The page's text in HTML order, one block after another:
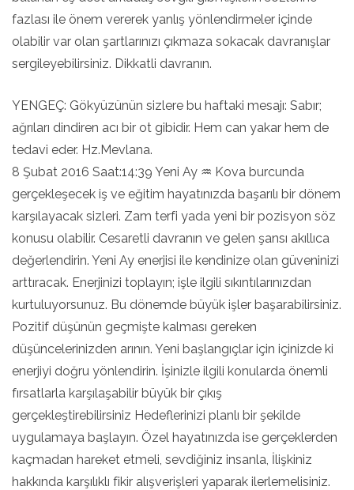
fazlası ile önem vererek yanlış yönlendirmeler içinde
olabilir var olan şartlarınızı çıkmaza sokacak davranışlar
sergileyebilirsiniz. Dikkatli davranın.
YENGEÇ: Gökyüzünün sizlere bu haftaki mesajı: Sabır;
ağrıları dindiren acı bir ot gibidir. Hem can yakar hem de
tedavi eder. Hz.Mevlana.
8 Şubat 2016 Saat:14:39 Yeni Ay ♒ Kova burcunda
gerçekleşecek iş ve eğitim hayatınızda başarılı bir dönem
karşılayacak sizleri. Zam terfi yada yeni bir pozisyon söz
konusu olabilir. Cesaretli davranın ve gelen şansı akıllıca
değerlendirin. Yeni Ay enerjisi ile kendinize olan güveninizi
arttıracak. Enerjinizi toplayın; işle ilgili sıkıntılarınızdan
kurtuluyorsunuz. Bu dönemde büyük işler başarabilirsiniz.
Pozitif düşünün geçmişte kalması gereken
düşüncelerinizden arının. Yeni başlangıçlar için içinizde ki
enerjiyi doğru yönlendirin. İşinizle ilgili konularda önemli
fırsatlarla karşılaşabilir büyük bir çıkış
gerçekleştirebilirsiniz Hedeflerinizi planlı bir şekilde
uygulamaya başlayın. Özel hayatınızda ise gerçeklerden
kaçmadan hareket etmeli, sevdiğiniz insanla, İlişkiniz
hakkında karşılıklı fikir alışverişleri yaparak ilerlemelisiniz.